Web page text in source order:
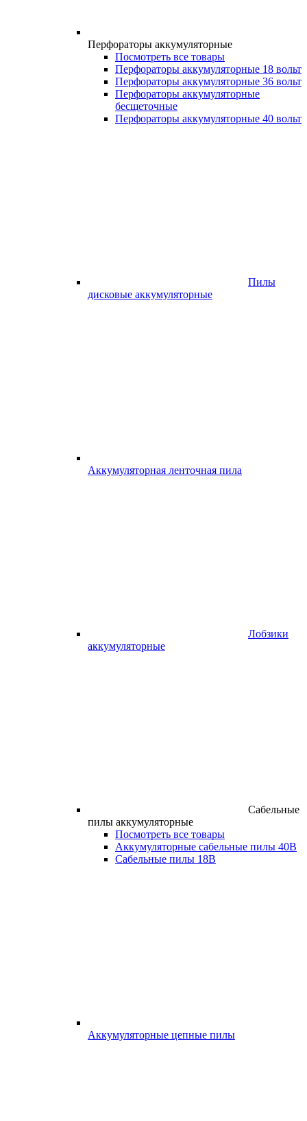
Перфораторы аккумуляторные
Посмотреть все товары
Перфораторы аккумуляторные 18 вольт
Перфораторы аккумуляторные 36 вольт
Перфораторы аккумуляторные
бесщеточные
Перфораторы аккумуляторные 40 вольт
Пилы
дисковые аккумуляторные
Аккумуляторная ленточная пила
Лобзики
аккумуляторные
Сабельные
пилы аккумуляторные
Посмотреть все товары
Аккумуляторные сабельные пилы 40В
Сабельные пилы 18В
Аккумуляторные цепные пилы